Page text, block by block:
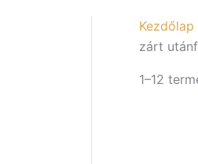
Kezdőlap
zárt
1–12